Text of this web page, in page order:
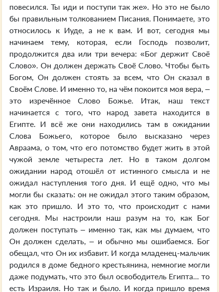
повесился. Ты иди и поступи так же». Но это не было
бы правильным толкованием Писания. Понимаете, это
относилось к Иуде, а не к вам. И вот, сегодня мы
начинаем тему, которая, если Господь позволит,
продолжится два или три вечера: «Бог держит Своё
Слово». Он должен держать Своё Слово. Чтобы быть
Богом, Он должен стоять за всем, что Он сказал в
Своём Слове. И именно то, на чём покоится моя вера, –
это изречённое Слово Божье. Итак, наш текст
начинается с того, что народ завета находится в
Египте. И всё же они находились там в ожидании
Слова Божьего, которое было высказано через
Авраама, о том, что его потомство будет жить в этой
чужой земле четыреста лет. Но в таком долгом
ожидании народ отошёл от истинного смысла и не
ожидал наступления того дня. И ещё одно, что мы
могли бы сказать: он не ожидал этого таким образом,
как это пришло. И это то, что происходит с нами
сегодня. Мы настроили наш разум на то, как Бог
должен поступать – именно так, как мы думаем, что
Он должен сделать, – и обычно мы ошибаемся. Бог
обещал, что Он их избавит. И когда младенец-мальчик
родился в доме бедного крестьянина, немногие могли
даже подумать, что это был освободитель Египта... то
есть Израиля. Но так и было. И когда пришло время